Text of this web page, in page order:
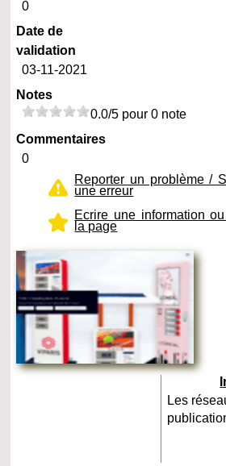
0
Date de
validation
03-11-2021
Notes
0.0/5 pour 0 note
Commentaires
0
Reporter un problème /
une erreur
Ecrire une information
la page
Les